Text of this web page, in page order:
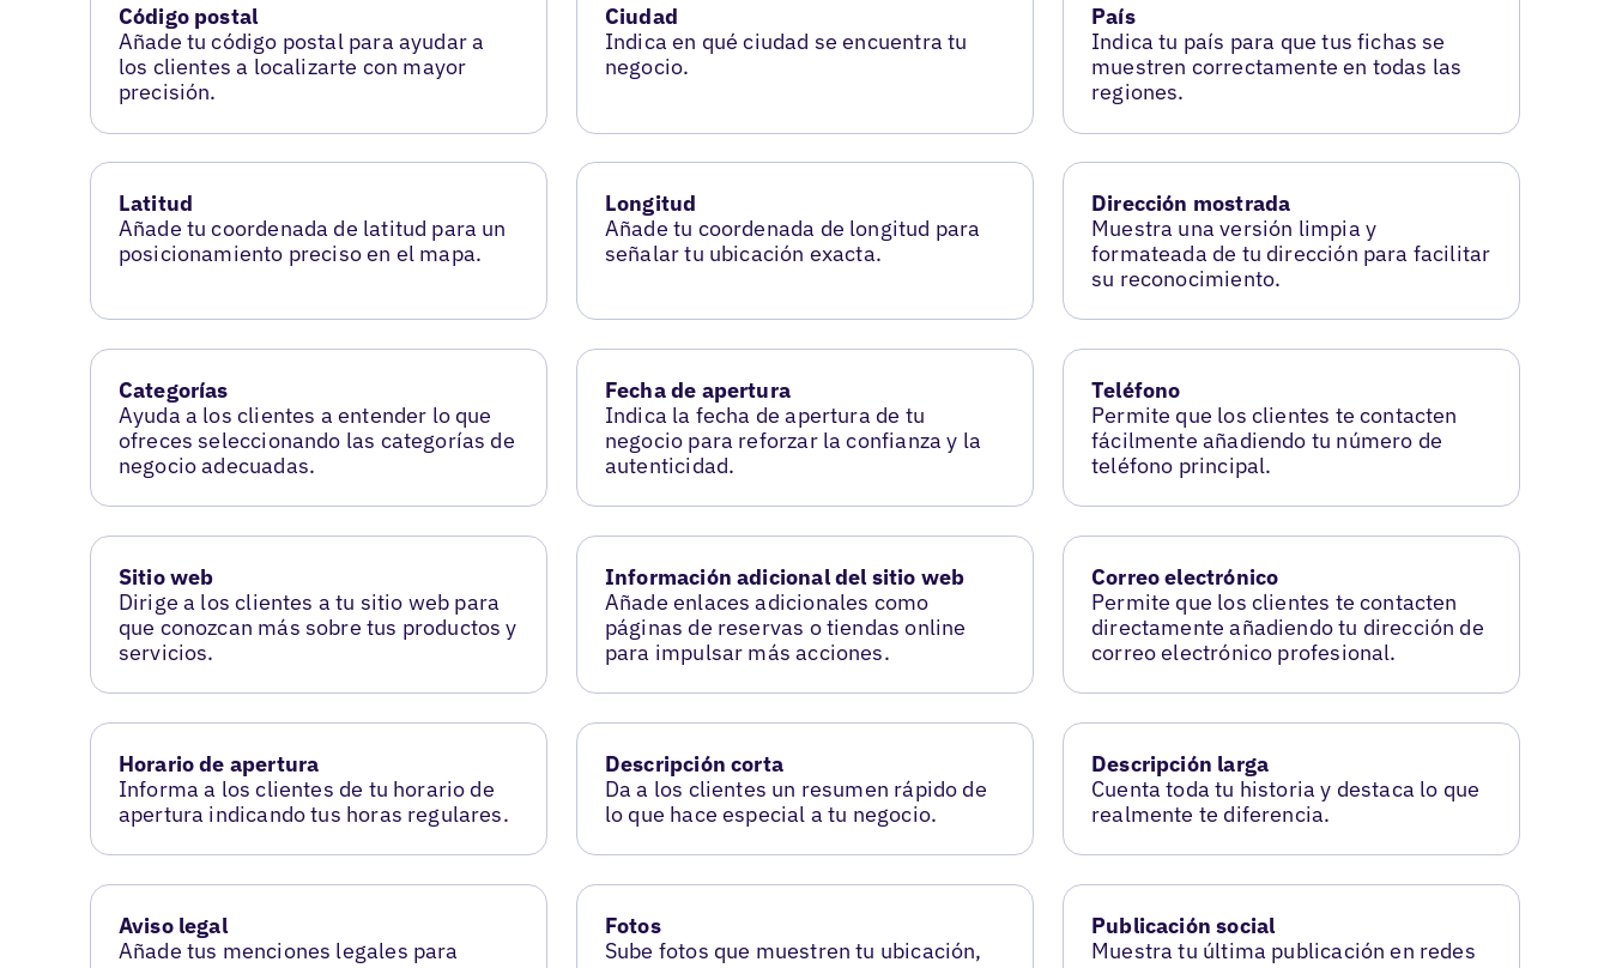
Código postal
Añade tu código postal para ayudar a
los clientes a localizarte con mayor
precisión.
Ciudad
Indica en qué ciudad se encuentra tu
negocio.
País
Indica tu país para que tus fichas se
muestren correctamente en todas las
regiones.
Latitud
Añade tu coordenada de latitud para un
posicionamiento preciso en el mapa.
Longitud
Añade tu coordenada de longitud para
señalar tu ubicación exacta.
Dirección mostrada
Muestra una versión limpia y
formateada de tu dirección para facilitar
su reconocimiento.
Categorías
Ayuda a los clientes a entender lo que
ofreces seleccionando las categorías de
negocio adecuadas.
Fecha de apertura
Indica la fecha de apertura de tu
negocio para reforzar la confianza y la
autenticidad.
Teléfono
Permite que los clientes te contacten
fácilmente añadiendo tu número de
teléfono principal.
Sitio web
Dirige a los clientes a tu sitio web para
que conozcan más sobre tus productos y
servicios.
Información adicional del sitio web
Añade enlaces adicionales como
páginas de reservas o tiendas online
para impulsar más acciones.
Correo electrónico
Permite que los clientes te contacten
directamente añadiendo tu dirección de
correo electrónico profesional.
Horario de apertura
Informa a los clientes de tu horario de
apertura indicando tus horas regulares.
Descripción corta
Da a los clientes un resumen rápido de
lo que hace especial a tu negocio.
Descripción larga
Cuenta toda tu historia y destaca lo que
realmente te diferencia.
Aviso legal
Añade tus menciones legales para
Fotos
Sube fotos que muestren tu ubicación,
Publicación social
Muestra tu última publicación en redes